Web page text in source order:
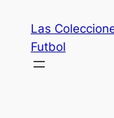
contenido
Las
Futbol